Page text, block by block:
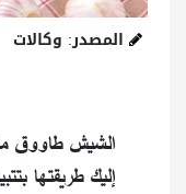
المصدر: وكالات
الشيش طاووق
إليك طريقتها